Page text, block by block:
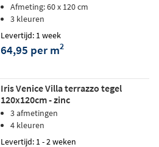
Afmeting: 60 x 120 cm
3 kleuren
Levertijd: 1 week
64,95 per m2
Iris Venice Villa terrazzo tegel
120x120cm - zinc
3 afmetingen
4 kleuren
Levertijd: 1 - 2 weken